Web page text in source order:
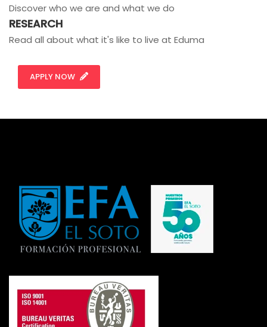
Discover who we are and what we do
RESEARCH
Read all about what it's like to live at Eduma
APPLY NOW